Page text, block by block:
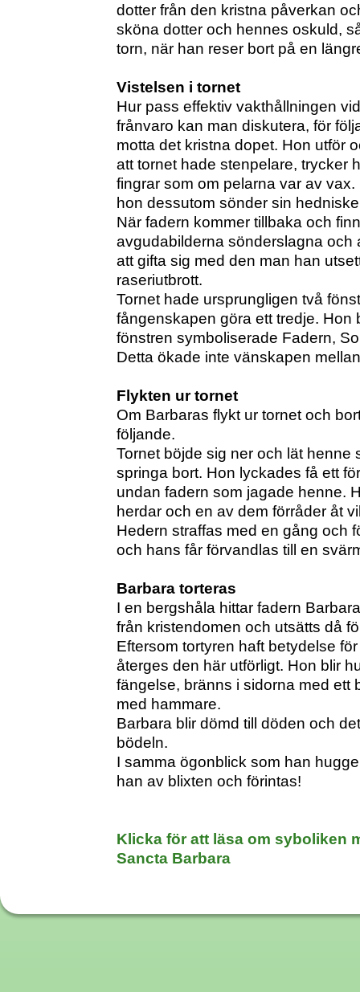
dotter från den kristna påverkan
sköna dotter och hennes oskuld,
torn, när han reser bort på en
Vistelsen i tornet
Hur pass effektiv vakthållningen
frånvaro kan man diskutera, för
motta det kristna dopet. Hon utför
att tornet hade stenpelare, trycker
fingrar som om pelarna var av
hon dessutom sönder sin
När fadern kommer tillbaka och
avgudabilderna sönderslagna och
att gifta sig med den man han
raseriutbrott.
Tornet hade ursprungligen två
fångenskapen göra ett tredje. Hon
fönstren symboliserade Fadern,
Detta ökade inte vänskapen
Flykten ur tornet
Om Barbaras flykt ur tornet och
följande.
Tornet böjde sig ner och lät henne
springa bort. Hon lyckades få ett
undan fadern som jagade henne.
herdar och en av dem förråder åt
Hedern straffas med en gång och
och hans får förvandlas till en
Barbara torteras
I en bergshåla hittar fadern
från kristendomen och utsätts då
Eftersom tortyren haft betydelse
återges den här utförligt. Hon blir
fängelse, bränns i sidorna med ett
med hammare.
Barbara blir dömd till döden och
bödeln.
I samma ögonblick som han
han av blixten och förintas!
Klicka för att läsa om syboliken
Sancta Barbara